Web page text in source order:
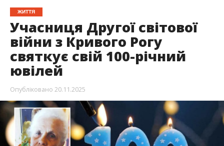
ЖИТТЯ
Учасниця Другої світової
війни з Кривого Рогу
святкує свій 100-річний
ювілей
Опубліковано 20.11.2025